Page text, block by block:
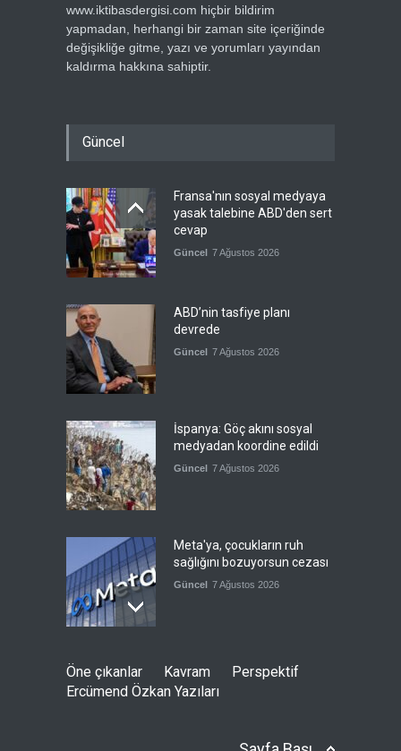
www.iktibasdergisi.com hiçbir bildirim
yapmadan, herhangi bir zaman site içeriğinde
değişikliğe gitme, yazı ve yorumları yayından
kaldırma hakkına sahiptir.
Güncel
Fransa'nın sosyal medyaya
yasak talebine ABD'den sert
cevap
Güncel 7 Ağustos 2026
ABD’nin tasfiye planı
devrede
Güncel 7 Ağustos 2026
İspanya: Göç akını sosyal
medyadan koordine edildi
Güncel 7 Ağustos 2026
Meta'ya, çocukların ruh
sağlığını bozuyorsun cezası
Güncel 7 Ağustos 2026
Futbol endüstrisinde kavga
devam ediyor
Öne çıkanlar Kavram
Perspektif
Ercümend Özkan Yazıları